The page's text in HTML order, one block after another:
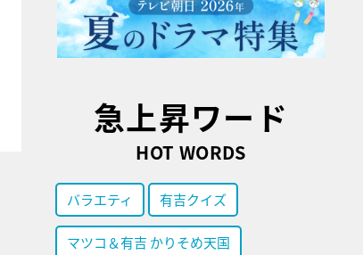
急上昇ワード
HOT WORDS
バラエティ 有吉クイズ
マツコ＆有吉 かりそめ天国